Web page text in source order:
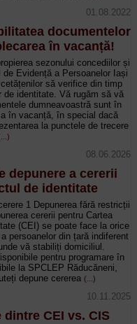
01.08.2022
documentelor
în vacanță!
sezonului concediilor și
Evidență a Persoanelor Iași
să verifice din timp
de identitate. Vă rugăm să vă
dumneavoastră sunt în
în vacanță, în special dacă
la punctele de trecere
08.06.2026
depunere a cererii
de identitate
1 Depunerea fără restricții
cererii pentru Cartea
(CEI) se poate face la orice
persoanelor din țară indiferent
vă stabiliți domiciliul.
pentru programare în
la SPCLEP Răducăneni,
depune cererea (...)
10.11.2025
dintre CEI vs. CIS